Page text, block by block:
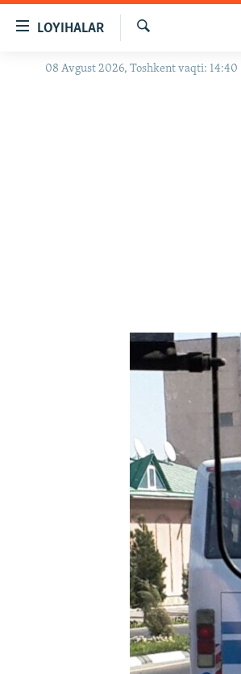
Бош
LOYIHALAR
OZODLIK SURISHTIRUVLARI
Излаш
08 Avgust 2026, Toshkent vaqti: 14:40